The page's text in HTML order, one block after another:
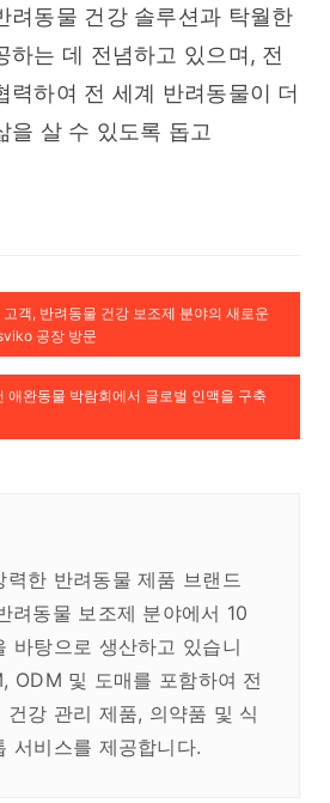
려동물 건강 솔루션과 탁월한
하는 데 전념하고 있으며, 전
력하여 전 세계 반려동물이 더
을 살 수 있도록 돕고
객, 반려동물 건강 보조제 분야의 새로운
공장 방문
애완동물 박람회에서 글로벌 인맥을 구축
력한 반려동물 제품 브랜드
려동물 보조제 분야에서 10
바탕으로 생산하고 있습니
ODM 및 도매를 포함하여 전
강 관리 제품, 의약품 및 식
서비스를 제공합니다.